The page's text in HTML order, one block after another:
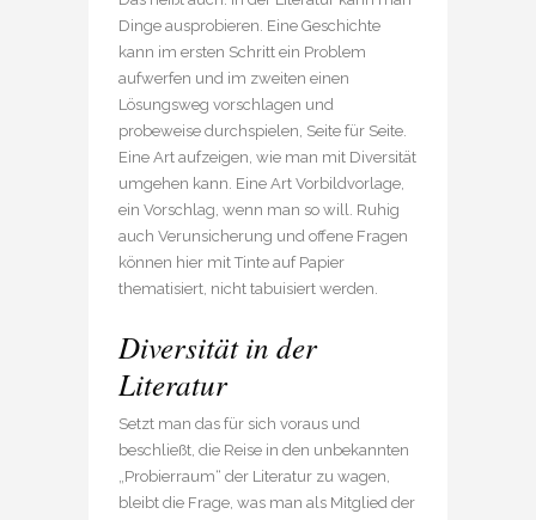
Dinge ausprobieren. Eine Geschichte
kann im ersten Schritt ein Problem
aufwerfen und im zweiten einen
Lösungsweg vorschlagen und
probeweise durchspielen, Seite für Seite.
Eine Art aufzeigen, wie man mit Diversität
umgehen kann. Eine Art Vorbildvorlage,
ein Vorschlag, wenn man so will. Ruhig
auch Verunsicherung und offene Fragen
können hier mit Tinte auf Papier
thematisiert, nicht tabuisiert werden.
Diversität in der
Literatur
Setzt man das für sich voraus und
beschließt, die Reise in den unbekannten
„Probierraum“ der Literatur zu wagen,
bleibt die Frage, was man als Mitglied der